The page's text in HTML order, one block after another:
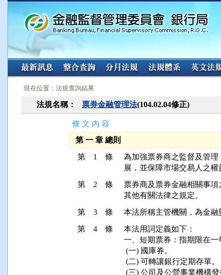
:::
現在位置：法規查詢結果
法規名稱： 票券金融管理法(104.02.04修正)
條 文 內 容
第 一 章 總則
第 1 條
為加強票券商之監督及管
展，並保障市場交易人之
第 2 條
票券商及票券金融相關事
其他有關法律之規定。
第 3 條
本法所稱主管機關，為金
第 4 條
本法用詞定義如下：
一、短期票券：指期限在
(一) 國庫券。
(二) 可轉讓銀行定期存單。
(三) 公司及公營事業機構